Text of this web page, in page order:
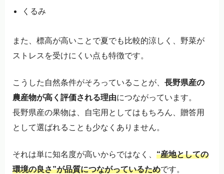
くるみ
また、標高が高いことで夏でも比較的涼しく、野菜が
ストレスを受けにくい点も特徴です。
こうした自然条件がそろっていることが、 長野県産の
農産物が高く評価される理由につながっています。
長野県産の果物は、自宅用としてはもちろん、贈答用
として選ばれることも少なくありません。
それは単に知名度が高いからではなく、 “産地としての
環境の良さ”が品質につながっているためです。